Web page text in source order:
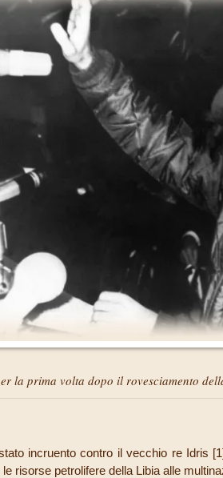
la prima volta dopo il rovesciamento
incruento contro il vecchio re Idris [1
risorse petrolifere della Libia alle